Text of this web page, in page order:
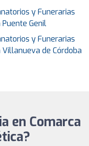
y Funerarias
Puente Genil
y Funerarias
Villanueva de Córdoba
en Comarca